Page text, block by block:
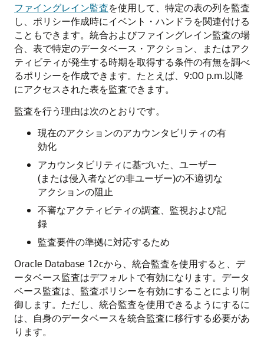
ファイングレイン監査を使用して、特定の表の列を監査
し、ポリシー作成時にイベント・ハンドラを関連付ける
こともできます。統合およびファイングレイン監査の場
合、表で特定のデータベース・アクション、またはアク
ティビティが発生する時期を取得する条件の有無を調べ
るポリシーを作成できます。たとえば、9:00 p.m.以降
にアクセスされた表を監査できます。
監査を行う理由は次のとおりです。
現在のアクションのアカウンタビリティの有
効化
アカウンタビリティに基づいた、ユーザー
(または侵入者などの非ユーザー)の不適切な
アクションの阻止
不審なアクティビティの調査、監視および記
録
監査要件の準拠に対応するため
Oracle Database 12cから、統合監査を使用すると、デ
ータベース監査はデフォルトで有効になります。データ
ベース監査は、監査ポリシーを有効にすることにより制
御します。ただし、統合監査を使用できるようにするに
は、自身のデータベースを統合監査に移行する必要があ
ります。